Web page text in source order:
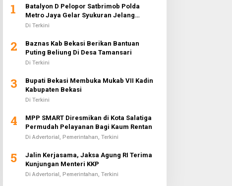
1
Batalyon D Pelopor Satbrimob Polda
Metro Jaya Gelar Syukuran Jelang
Ramadhan 1442 H
Di Terkini
2
Baznas Kab Bekasi Berikan Bantuan
Puting Beliung Di Desa Tamansari
Di Terkini
3
Bupati Bekasi Membuka Mukab VII Kadin
Kabupaten Bekasi
Di Terkini
4
MPP SMART Diresmikan di Kota Salatiga
Permudah Pelayanan Bagi Kaum Rentan
Di Advertorial, Pemerintahan, Terkini
5
Jalin Kerjasama, Jaksa Agung RI Terima
Kunjungan Menteri KKP
Di Advertorial, Pemerintahan, Terkini